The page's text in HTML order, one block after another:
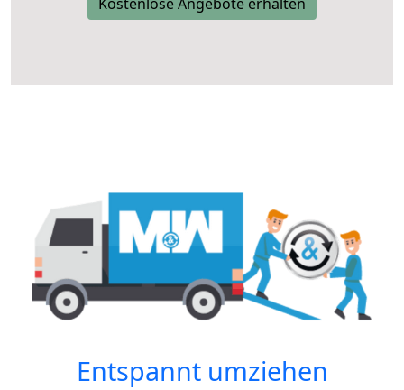
Entspannt umziehen